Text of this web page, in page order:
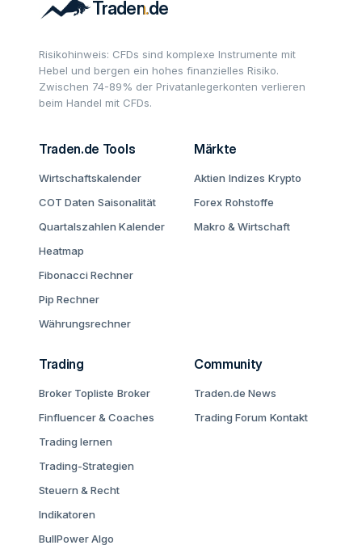
Risikohinweis: CFDs sind komplexe Instrumente mit
Hebel und bergen ein hohes finanzielles Risiko.
Zwischen 74-89% der Privatanlegerkonten verlieren
beim Handel mit CFDs.
Traden.de Tools
Wirtschaftskalender
COT Daten Saisonalität
Quartalszahlen Kalender
Heatmap
Fibonacci Rechner
Pip Rechner
Währungsrechner
Märkte
Aktien Indizes Krypto
Forex Rohstoffe
Makro & Wirtschaft
Trading
Broker Topliste Broker
Finfluencer & Coaches
Trading lernen
Trading-Strategien
Steuern & Recht
Indikatoren
BullPower Algo
Community
Traden.de News
Trading Forum Kontakt